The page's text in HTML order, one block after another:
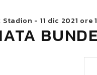
Stadion - 11 dic 2021 ore